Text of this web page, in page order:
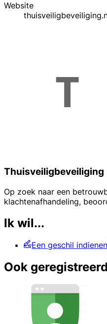
Website
Thuisveiligbeveiliging
Op zoek naar een
klachtenafhandeling,
Ik wil...
Een geschil indienen
Ook